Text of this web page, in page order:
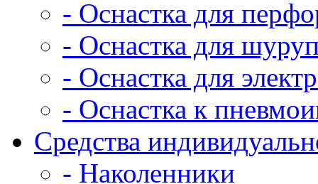
- Оснастка для
- Оснастка для
- Оснастка для
- Оснастка к
Средства
- Наколенники